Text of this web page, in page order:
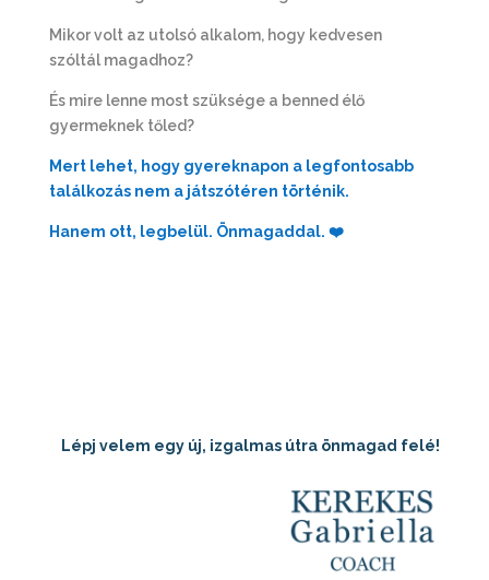
Mikor volt az utolsó alkalom, hogy kedvesen
szóltál magadhoz?
És mire lenne most szüksége a benned élő
gyermeknek tőled?
Mert lehet, hogy gyereknapon a legfontosabb
találkozás nem a játszótéren történik.
Hanem ott, legbelül. Önmagaddal. ❤️
Lépj velem egy új, izgalmas útra önmagad felé!